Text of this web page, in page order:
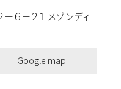
６－２１ メゾンディ
Google map